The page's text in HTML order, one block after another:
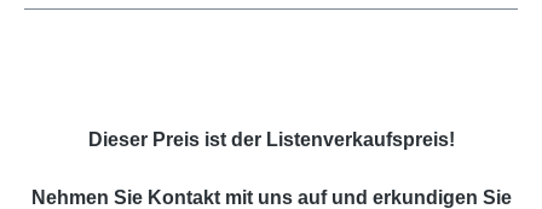
Dieser Preis ist der Listenverkaufspreis!
Nehmen Sie Kontakt mit uns auf und erkundigen Sie